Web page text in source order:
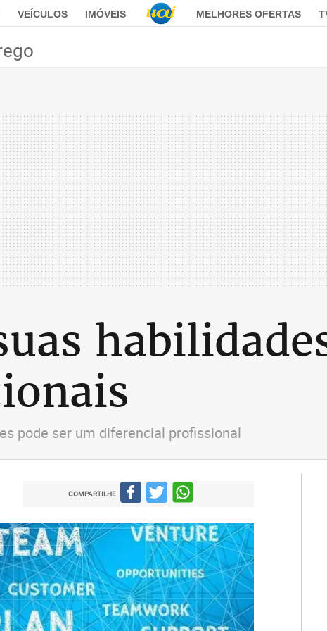
VEÍCULOS IMÓVEIS MELHORES OFERTAS
pode ser um diferencial profissional
COMPARTILHE